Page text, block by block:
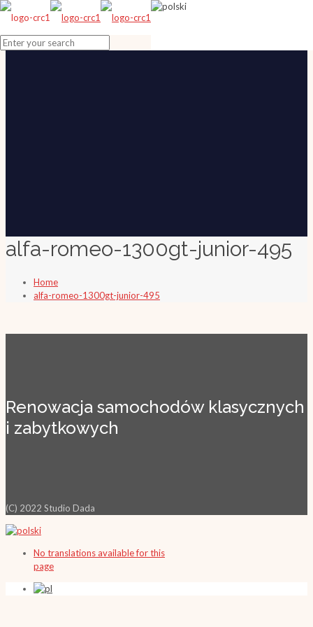
alfa-romeo-1300gt-junior-495
Home
alfa-romeo-1300gt-junior-495
Renowacja samochodów klasycznych
i zabytkowych
(C) 2022 Studio Dada
No translations available for this
page